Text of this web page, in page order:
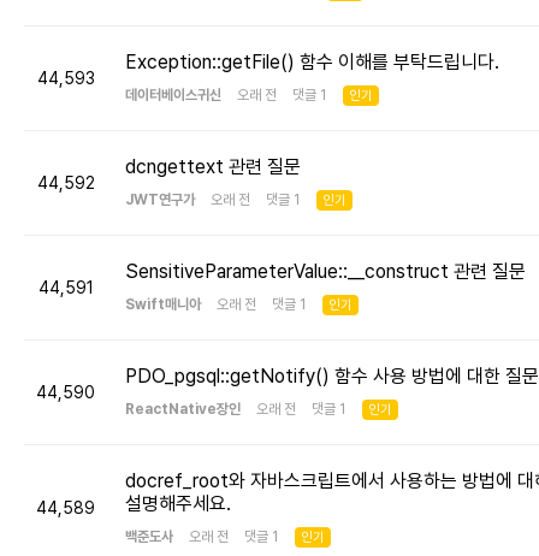
44,593
Exception::getFile() 함수 이해를 부탁드립니다.
데이터베이스귀신 오래 전 댓글 1 인기
44,592
dcngettext 관련 질문
JWT연구가 오래 전 댓글 1 인기
44,591
SensitiveParameterValue::__construct 관련 질문
Swift매니아 오래 전 댓글 1 인기
44,590
PDO_pgsql::getNotify() 함수 사용 방법에 대한 질문
ReactNative장인 오래 전 댓글 1 인기
44,589
docref_root와 자바스크립트에서 사용하는 방법에 대
설명해주세요.
백준도사 오래 전 댓글 1 인기